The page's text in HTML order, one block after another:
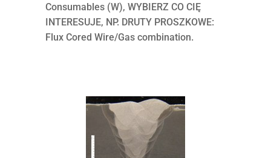
Consumables (W), WYBIERZ CO CIĘ
INTERESUJE, NP. DRUTY PROSZKOWE:
Flux Cored Wire/Gas combination.